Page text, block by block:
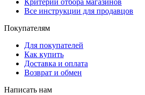
Критерии отбора магазинов
Все инструкции для продавцов
Покупателям
Для покупателей
Как купить
Доставка и оплата
Возврат и обмен
Написать нам